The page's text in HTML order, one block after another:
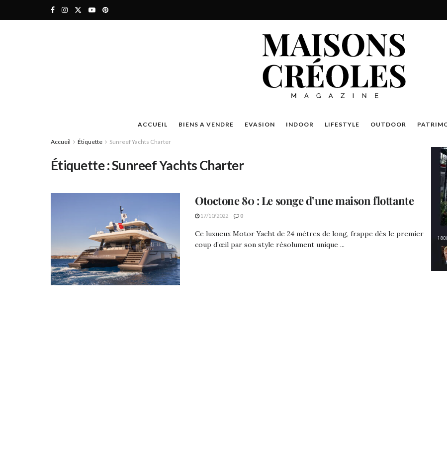
ACCUEIL BIENS A VENDRE EVASION INDOOR LIFESTYLE OUTDOOR
Accueil Étiquette Sunreef Yachts Charter
Étiquette :Sunreef Yachts Charter
Otoctone 80 : Le songe d’une maison flottante
17/10/2022 0
Ce luxueux Motor Yacht de 24 mètres de long, frappe dès le premier
coup d’œil par son style résolument unique ...